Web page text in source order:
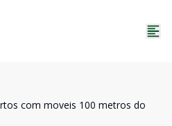
com moveis 100 metros do